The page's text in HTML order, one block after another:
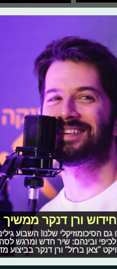
ורן דנקר
גם הסיכומוזיקלי שלנו! השבוע
ובינהם: שיר חדש ומרגש
"צאן ברזל" ורן דנקר בביצוע